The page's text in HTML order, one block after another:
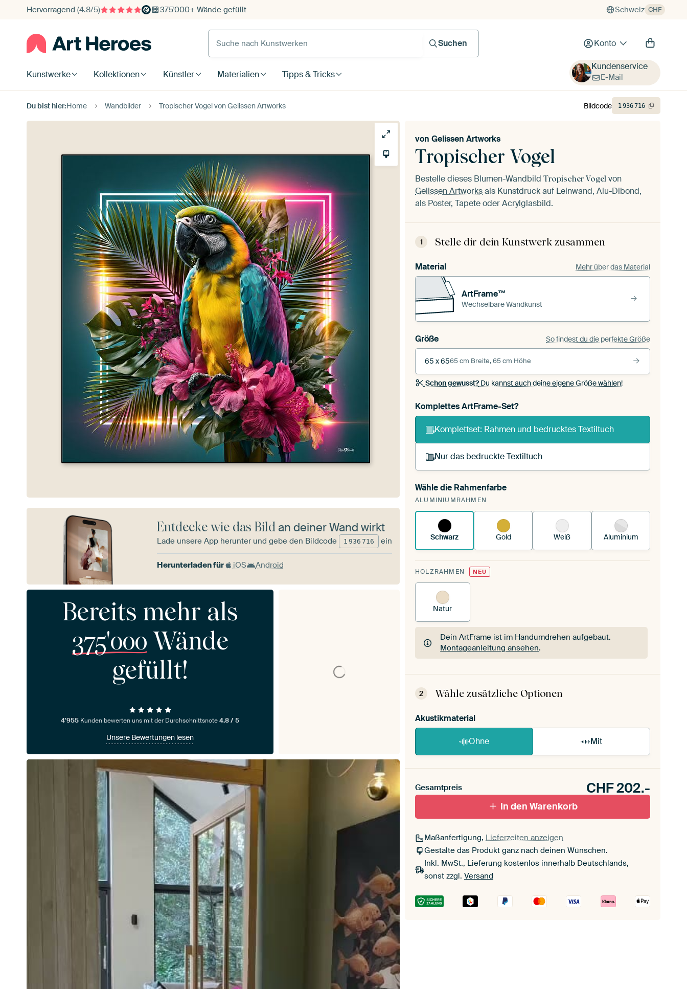
Hervorragend (4.8/5) 375'000+ Wände gefüllt Schweiz CHF
Suche nach Kunstwerken
Suchen
Konto
Kunstwerke Kollektionen Künstler Materialien Tipps & Tricks
Kundenservice
E-Mail
Du bist hier:Home Wandbilder Tropischer Vogel von Gelissen Artworks
Tropischer Vogel
von Gelissen Artworks
Bestelle dieses Blumen-Wandbild Tropischer Vogel von
Gelissen Artworksals Kunstdruck auf Leinwand, Alu-Dibond,
als Poster, Tapete oder Acrylglasbild.
1 Stelle dir dein Kunstwerk zusammen
Material Mehr über das Material
ArtFrame™
Wechselbare Wandkunst
Größe So findest du die perfekte Größe
65 x 6565 cm Breite, 65 cm Höhe
Schon gewusst?Du kannst auch deine eigene Größe wählen!
Komplettes ArtFrame-Set?
Komplettset: Rahmen und bedrucktes Textiltuch
Nur das bedruckte Textiltuch
Du spannst einen wechselbaren Textiltuch in deinen
vorhandenen ArtFrame™.
Wähle die Rahmenfarbe
ALUMINIUMRAHMEN
Schwarz Gold Weiß Aluminium
HOLZRAHMEN NEU
Natur
Dein ArtFrame ist im Handumdrehen aufgebaut.
Montageanleitung ansehen.
Dein ArtFrame ist im Handumdrehen aufgebaut.
2 Wähle zusätzliche Optionen
Akustikmaterial
Ohne Mit
Gesamtpreis CHF202.-
In den Warenkorb
Maßanfertigung, Lieferzeiten anzeigen
Gestalte das Produkt ganz nach deinen Wünschen.
Inkl. MwSt., Lieferung kostenlos innerhalb Deutschlands,
sonst zzgl. Versand
Bildcode 1936716
Entdecke wie das Bildan deiner Wand wirkt
Lade unsere App herunter und gebe den Bildcode 1 936 716 ein
Herunterladen für iOS Android
Bereits mehr als
375'000 Wände
gefüllt!
4'955 Kunden bewerten uns mit der Durchschnittsnote4.8 / 5
Unsere Bewertungen lesen